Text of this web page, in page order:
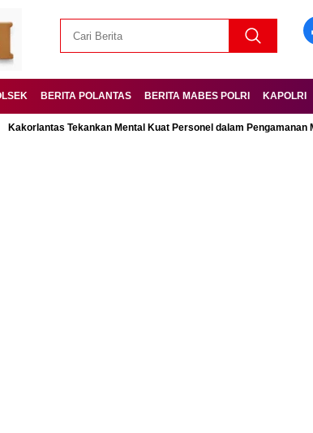
BERITA POLANTAS BERITA MABES POLRI KAPOLRI
Tekankan Mental Kuat Personel dalam Pengamanan Mudik